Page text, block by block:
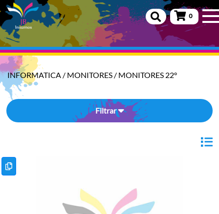
0
INFORMATICA / MONITORES / MONITORES 22°
Filtrar